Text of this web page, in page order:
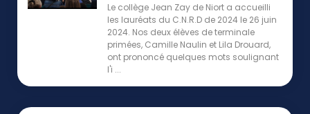
Le collège Jean Zay de Niort a accueilli
les lauréats du C.N.R.D de 2024 le 26 juin
2024. Nos deux élèves de terminale
primées, Camille Naulin et Lila Drouard,
ont prononcé quelques mots soulignant
l'i ...